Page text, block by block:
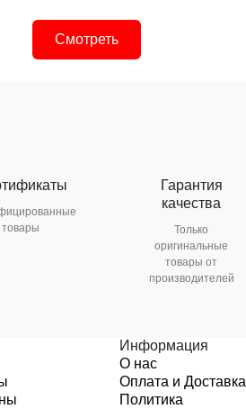
Смотреть
товары
Гарантия
качества
Только
оригинальные
товары от
производителей
Информация
О нас
Оплата и Доставка
Политика